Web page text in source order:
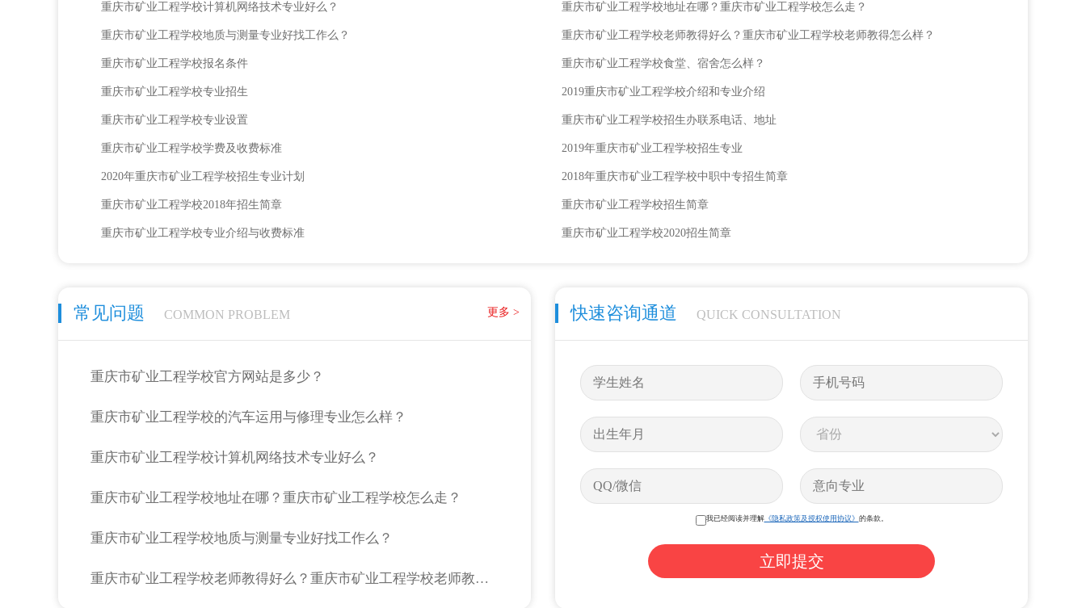
重庆市矿业工程学校计算机网络技术专业好么？ 重庆市矿业工程学校地址在哪？重庆市矿业工程学校怎么走？
重庆市矿业工程学校地质与测量专业好找工作么？ 重庆市矿业工程学校老师教得好么？重庆市矿业工程学校老师教得怎么样？
重庆市矿业工程学校报名条件 重庆市矿业工程学校食堂、宿舍怎么样？
重庆市矿业工程学校专业招生 2019重庆市矿业工程学校介绍和专业介绍
重庆市矿业工程学校专业设置 重庆市矿业工程学校招生办联系电话、地址
重庆市矿业工程学校学费及收费标准 2019年重庆市矿业工程学校招生专业
2020年重庆市矿业工程学校招生专业计划 2018年重庆市矿业工程学校中职中专招生简章
重庆市矿业工程学校2018年招生简章 重庆市矿业工程学校招生简章
重庆市矿业工程学校专业介绍与收费标准 重庆市矿业工程学校2020招生简章
常见问题 COMMON PROBLEM 更多 >
重庆市矿业工程学校官方网站是多少？
重庆市矿业工程学校的汽车运用与修理专业怎么样？
重庆市矿业工程学校计算机网络技术专业好么？
重庆市矿业工程学校地址在哪？重庆市矿业工程学校怎么走？
重庆市矿业工程学校地质与测量专业好找工作么？
重庆市矿业工程学校老师教得好么？重庆市矿业工程学校老师教得怎么样？
快速咨询通道 QUICK CONSULTATION
我已经阅读并理解《隐私政策及授权使用协议》 的条款。